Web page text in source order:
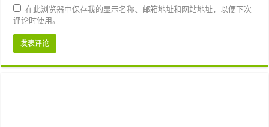
在此浏览器中保存我的显示名称、邮箱地址和网站地址，以便下次
评论时使用。